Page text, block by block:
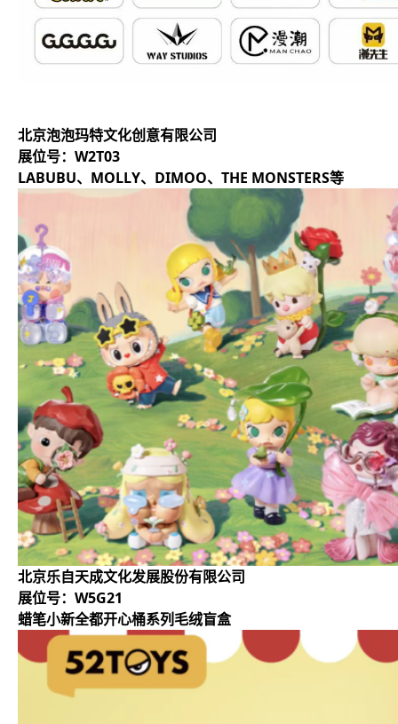
北京泡泡玛特文化创意有限公司
展位号：W2T03
LABUBU、MOLLY、DIMOO、THE MONSTERS等
北京乐自天成文化发展股份有限公司
展位号：W5G21
蜡笔小新全都开心桶系列毛绒盲盒